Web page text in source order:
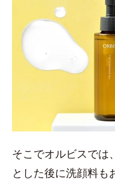
そこでオルビスでは
とした後に洗顔料も